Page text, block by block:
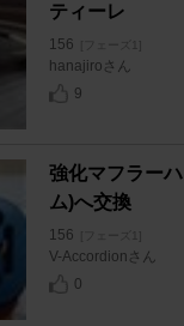
ティーレ
156 [フェーズ1]
hanajiroさん
9
強化マフラー
ム)へ交換
156 [フェーズ1]
V-Accordionさん
0